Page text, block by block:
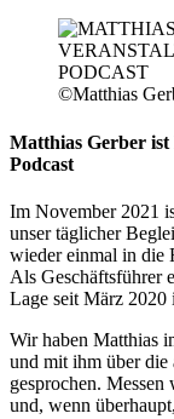
©Matthias
Matthias Gerber ist
Podcast
Im November 2021
unser täglicher
wieder einmal in die
Als Geschäftsführer
Lage seit März 2020
Wir haben Matthias
und mit ihm über die
gesprochen.
und, wenn